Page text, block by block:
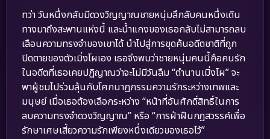
ทว่า วันหนึ่งกลับมีดวงวิญญาณชายหนุ่มลึกลับคนหนึ่งเดิน
ทางมาถึงสะพานแห่งนี้ และน้ำแกงของเธอกลับไม่สามารถลบ
เลือนความทรงจำของเขาได้ นำไปสู่การขุดค้นอดีตชาติที่ถูก
ปิดตายของตัวเมิ่งโผเอง เธอจึงพบว่าชายหนุ่มคนนี้คือคนรัก
ในอดีตที่เธอเคยปฏิญาณว่าจะไม่มีวันลืม “ตำนานเมิ่งโผ” จะ
พาผู้ชมไปร่วมลุ้นกับโศกนาฏกรรมความรักระหว่างเทพและ
มนุษย์ เมื่อเธอต้องเลือกระหว่าง “หน้าที่อันศักดิ์สิทธิ์ในการ
ลบความทรงจำดวงวิญญาณ” หรือ “การฝ่าฝืนกฎสวรรค์เพื่อ
รักษาเศษเสี้ยวความรักเพียงหนึ่งเดียวของเธอไว้”